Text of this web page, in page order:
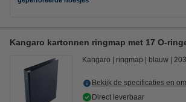
Kangaro kartonnen ringmap met 17 O-
Kangaro ringmap blauw
Bekijk de specificaties en
Direct leverbaar